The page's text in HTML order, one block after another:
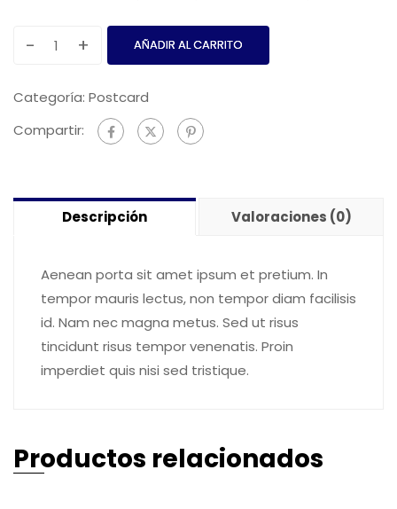
-
The
Shopify
Store
+ AÑADIR AL CARRITO
Categoría: Postcard
Compartir:
Descripción Valoraciones (0)
Aenean porta sit amet ipsum et pretium. In
tempor mauris lectus, non tempor diam facilisis
id. Nam nec magna metus. Sed ut risus
tincidunt risus tempor venenatis. Proin
imperdiet quis nisi sed tristique.
Productos relacionados